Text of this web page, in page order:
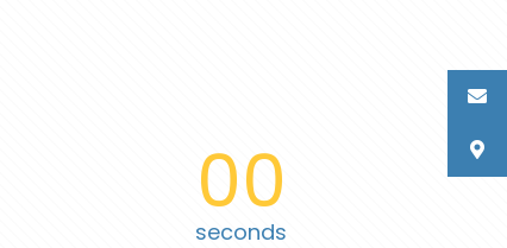
00
seconds